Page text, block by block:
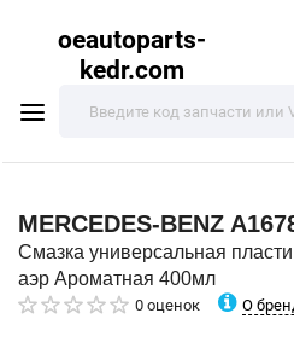
oeautoparts-
kedr.com
MERCEDES-BENZ
Смазка универсальная
аэр Ароматная 400мл
0 оценок О